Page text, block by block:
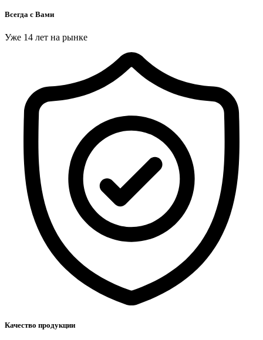
Всегда с Вами
Уже 14 лет на рынке
Качество продукции